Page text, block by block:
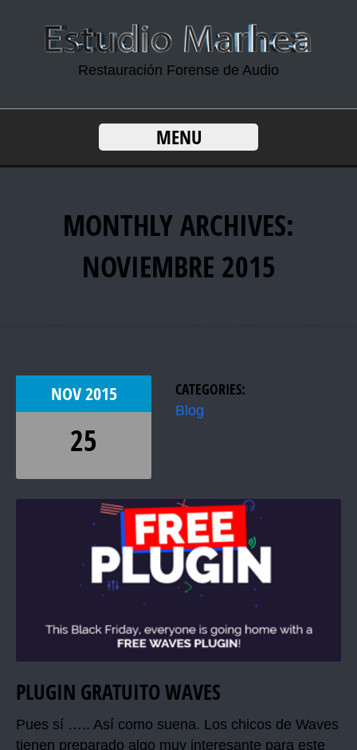
Restauración Forense de Audio
MENU
MONTHLY ARCHIVES:
NOVIEMBRE 2015
NOV2015
25
CATEGORIES:
Blog
PLUGIN GRATUITO WAVES
Pues sí ….. Así como suena. Los chicos de Waves
tienen preparado algo muy interesante para este